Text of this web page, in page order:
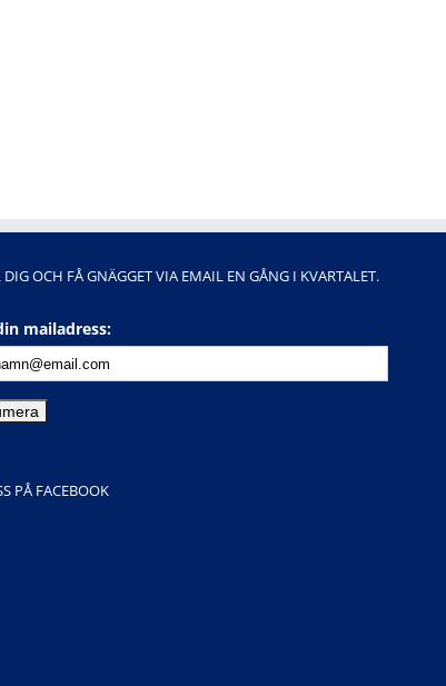
OCH FÅ GNÄGGET VIA EMAIL EN GÅNG I KVARTALET.
mailadress:
PÅ FACEBOOK